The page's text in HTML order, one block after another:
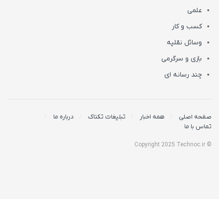
علمی
کسب و کار
وسائل نقلیه
بازی و سرگرمی
چند رسانه ای
صفحه اصلی همه اخبار تبلیغات تکناک
درباره ما
تماس با ما
© Copyright 2025 Technoc.ir